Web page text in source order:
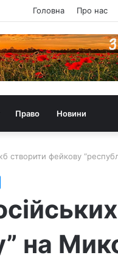
Головна Про нас
Право Новини
створити фейкову
на